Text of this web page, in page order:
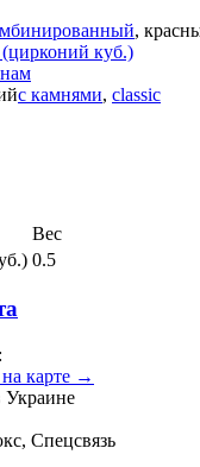
,
куб.)
с камнями, classic
Вес
0.5
карте →
Украине
Спецсвязь